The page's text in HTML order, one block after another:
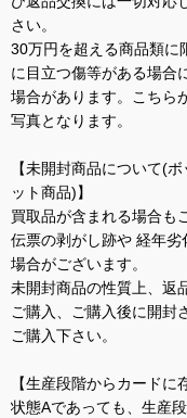
さい。
30万円を超える商品類に
に目立つ傷等がある場合
場合があります。こちら
写真となります。
【未開封商品について(
ット商品)】
買取品が含まれる場合も
伝票の剥がし跡や 経年
場合がございます。
未開封商品の性質上、返
ご購入、ご購入後に開封
ご購入下さい。
【生産段階からカードに
状態Aであっても、生産